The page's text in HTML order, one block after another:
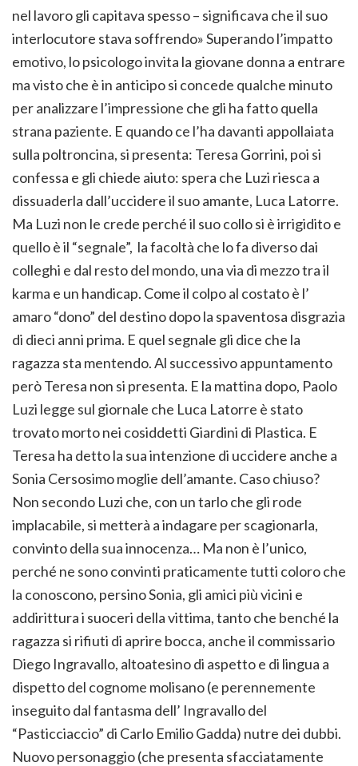
nel lavoro gli capitava spesso – significava che il suo
interlocutore stava soffrendo» Superando l’impatto
emotivo, lo psicologo invita la giovane donna a entrare
ma visto che è in anticipo si concede qualche minuto
per analizzare l’impressione che gli ha fatto quella
strana paziente. E quando ce l’ha davanti appollaiata
sulla poltroncina, si presenta: Teresa Gorrini, poi si
confessa e gli chiede aiuto: spera che Luzi riesca a
dissuaderla dall’uccidere il suo amante, Luca Latorre.
Ma Luzi non le crede perché il suo collo si è irrigidito e
quello è il “segnale”, la facoltà che lo fa diverso dai
colleghi e dal resto del mondo, una via di mezzo tra il
karma e un handicap. Come il colpo al costato è l’
amaro “dono” del destino dopo la spaventosa disgrazia
di dieci anni prima. E quel segnale gli dice che la
ragazza sta mentendo. Al successivo appuntamento
però Teresa non si presenta. E la mattina dopo, Paolo
Luzi legge sul giornale che Luca Latorre è stato
trovato morto nei cosiddetti Giardini di Plastica. E
Teresa ha detto la sua intenzione di uccidere anche a
Sonia Cersosimo moglie dell’amante. Caso chiuso?
Non secondo Luzi che, con un tarlo che gli rode
implacabile, si metterà a indagare per scagionarla,
convinto della sua innocenza… Ma non è l’unico,
perché ne sono convinti praticamente tutti coloro che
la conoscono, persino Sonia, gli amici più vicini e
addirittura i suoceri della vittima, tanto che benché la
ragazza si rifiuti di aprire bocca, anche il commissario
Diego Ingravallo, altoatesino di aspetto e di lingua a
dispetto del cognome molisano (e perennemente
inseguito dal fantasma dell’ Ingravallo del
“Pasticciaccio” di Carlo Emilio Gadda) nutre dei dubbi.
Nuovo personaggio (che presenta sfacciatamente